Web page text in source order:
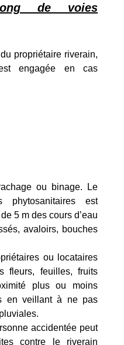
de voies
propriétaire riverain,
engagée en cas
ou binage. Le
est
5 m des cours d’eau
avaloirs, bouches
ou locataires
fleurs, feuilles, fruits
plus ou moins
en veillant à ne pas
accidentée peut
contre le riverain